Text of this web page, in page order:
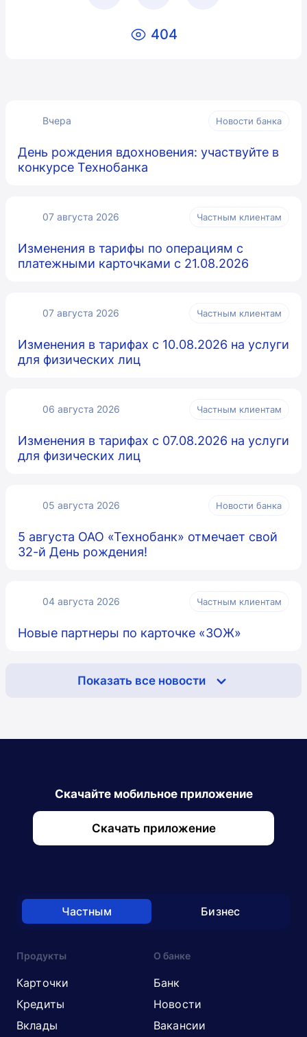
404
Вчера Новости банка
День рождения вдохновения: участвуйте в
конкурсе Технобанка
07 августа 2026 Частным клиентам
Изменения в тарифы по операциям с
платежными карточками с 21.08.2026
07 августа 2026 Частным клиентам
Изменения в тарифах с 10.08.2026 на услуги
для физических лиц
06 августа 2026 Частным клиентам
Изменения в тарифах с 07.08.2026 на услуги
для физических лиц
05 августа 2026 Новости банка
5 августа ОАО «Технобанк» отмечает свой
32-й День рождения!
04 августа 2026 Частным клиентам
Новые партнеры по карточке «ЗОЖ»
Показать все новости
Скачайте мобильное приложение
Скачать приложение
Частным Бизнес
Продукты
Карточки
Кредиты
Вклады
О банке
Банк
Новости
Вакансии